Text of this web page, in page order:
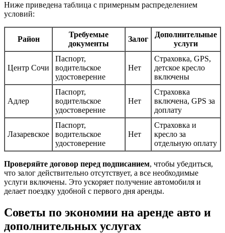
Ниже приведена таблица с примерным распределением
условий:
Район
Требуемые
документы
Залог
Дополнительные
услуги
Центр Сочи
Паспорт,
водительское
удостоверение
Нет
Страховка, GPS,
детское кресло
включены
Адлер
Паспорт,
водительское
удостоверение
Нет
Страховка
включена, GPS за
доплату
Лазаревское
Паспорт,
водительское
удостоверение
Нет
Страховка и
кресло за
отдельную оплату
Проверяйте договор перед подписанием, чтобы убедиться,
что залог действительно отсутствует, а все необходимые
услуги включены. Это ускоряет получение автомобиля и
делает поездку удобной с первого дня аренды.
Советы по экономии на аренде авто и
дополнительных услугах